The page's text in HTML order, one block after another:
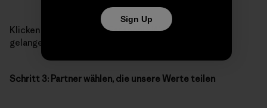
Klicken Sie
um zum Patagonia Wool-Standard zu
gelangen.
Schritt 3: Partner wählen, die unsere Werte teilen
Sign Up